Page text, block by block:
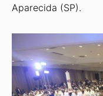
Aparecida (SP).